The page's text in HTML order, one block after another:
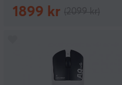
1899 kr